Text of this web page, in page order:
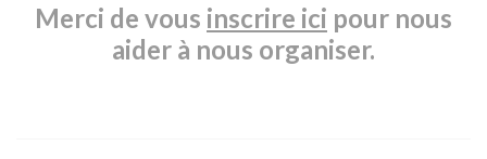
Merci de vous inscrire ici pour nous
aider à nous organiser.